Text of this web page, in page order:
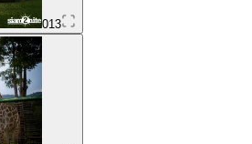
013